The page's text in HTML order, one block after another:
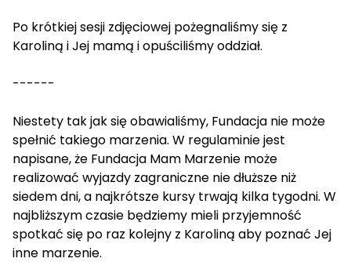
Po krótkiej sesji zdjęciowej pożegnaliśmy się z
Karoliną i Jej mamą i opuściliśmy oddział.
------
Niestety tak jak się obawialiśmy, Fundacja nie może
spełnić takiego marzenia. W regulaminie jest
napisane, że Fundacja Mam Marzenie może
realizować wyjazdy zagraniczne nie dłuższe niż
siedem dni, a najkrótsze kursy trwają kilka tygodni. W
najbliższym czasie będziemy mieli przyjemność
spotkać się po raz kolejny z Karoliną aby poznać Jej
inne marzenie.